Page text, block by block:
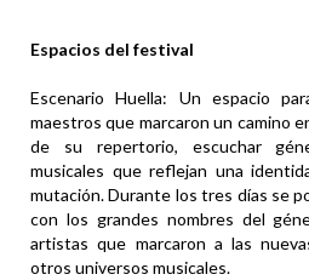
Espacios del festival
Escenario Huella: Un espacio
maestros que marcaron un camino
de su repertorio, escuchar
musicales que reflejan una
mutación. Durante los tres días se
con los grandes nombres del
artistas que marcaron a las
otros universos musicales.